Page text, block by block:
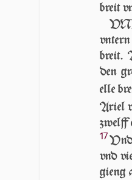
breit
breit.
den
elle
Ariel
zwelff
17Vnd
vnd
gieng